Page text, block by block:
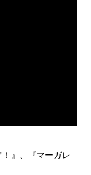
』、『マーガレ